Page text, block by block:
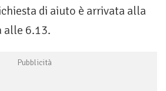
di aiuto è arrivata alla
alle 6.13.